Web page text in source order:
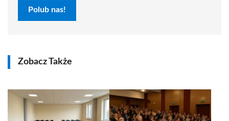
Polub nas!
Zobacz Także